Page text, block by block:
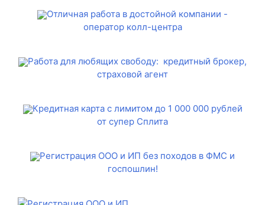
Отличная работа в достойной компании -
оператор колл-центра
Работа для любящих свободу: кредитный брокер,
страховой агент
Кредитная карта с лимитом до 1 000 000 рублей
от супер Сплита
Регистрация ООО и ИП без походов в ФМС и
госпошлин!